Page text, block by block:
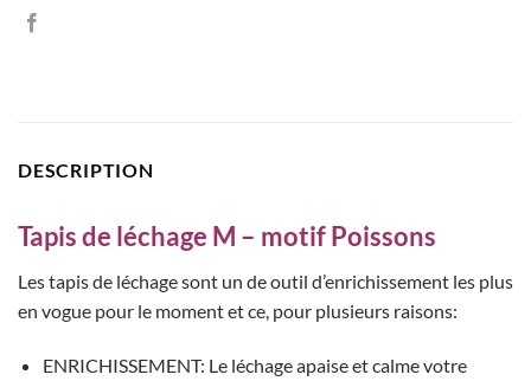
DESCRIPTION
Tapis de léchage M – motif Poissons
Les tapis de léchage sont un de outil d’enrichissement les plus
en vogue pour le moment et ce, pour plusieurs raisons:
ENRICHISSEMENT: Le léchage apaise et calme votre